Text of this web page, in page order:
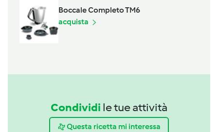
Boccale Completo TM6
acquista
Condividi le tue attività
Questa ricetta mi interessa